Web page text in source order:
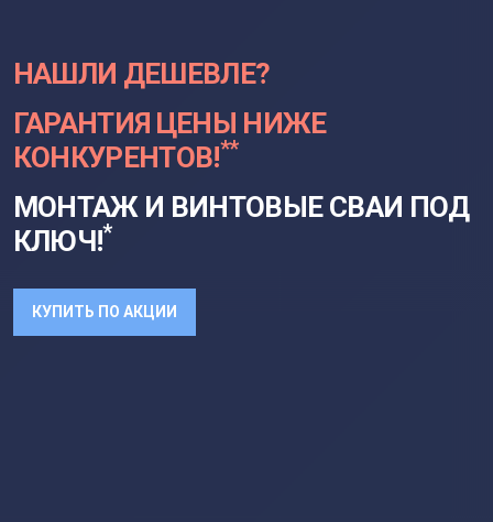
НАШЛИ ДЕШЕВЛЕ?
ГАРАНТИЯ ЦЕНЫ НИЖЕ
КОНКУРЕНТОВ!**
МОНТАЖ И ВИНТОВЫЕ СВАИ ПОД
КЛЮЧ!*
КУПИТЬ ПО АКЦИИ